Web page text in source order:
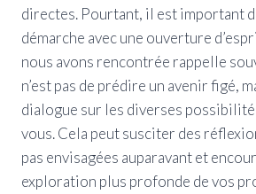
directes. Pourtant, il est important
démarche avec une ouverture
nous avons rencontrée rappelle
n’est pas de prédire un avenir figé,
dialogue sur les diverses
vous. Cela peut susciter des
pas envisagées auparavant et
exploration plus profonde de vos